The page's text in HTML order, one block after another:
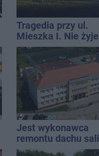
Tragedia przy ul.
Mieszka I. Nie żyje
osoba, która
czwartego piętra
Jest wykonawca
remontu dachu sali
gimastycznej